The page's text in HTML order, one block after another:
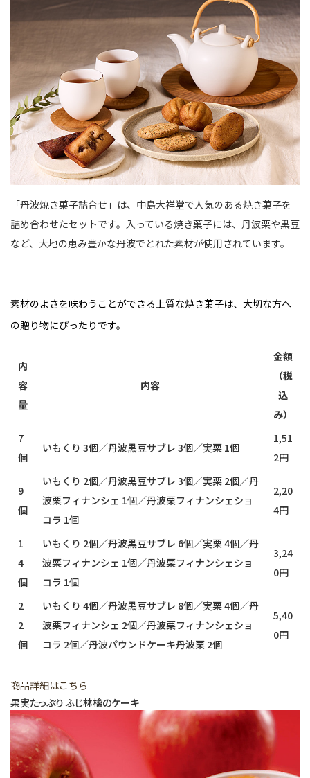
「丹波焼き菓子詰合せ」は、中島大祥堂で人気のある焼き菓子を
詰め合わせたセットです。入っている焼き菓子には、丹波栗や黒豆
など、大地の恵み豊かな丹波でとれた素材が使用されています。
素材のよさを味わうことができる上質な焼き菓子は、大切な方へ
の贈り物にぴったりです。
内
容
量
内容
金額
（税
込
み）
7
個
いもくり 3個／丹波黒豆サブレ 3個／実栗 1個
1,51
2円
9
個
いもくり 2個／丹波黒豆サブレ 3個／実栗 2個／丹
波栗フィナンシェ 1個／丹波栗フィナンシェショ
コラ 1個
2,20
4円
1
4
個
いもくり 2個／丹波黒豆サブレ 6個／実栗 4個／丹
波栗フィナンシェ 1個／丹波栗フィナンシェショ
コラ 1個
3,24
0円
2
2
個
いもくり 4個／丹波黒豆サブレ 8個／実栗 4個／丹
波栗フィナンシェ 2個／丹波栗フィナンシェショ
コラ 2個／丹波パウンドケーキ丹波栗 2個
5,40
0円
商品詳細はこちら
果実たっぷり ふじ林檎のケーキ